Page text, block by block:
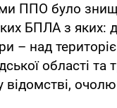
ППО було
БПЛА з яких:
– над
області та
відомстві,